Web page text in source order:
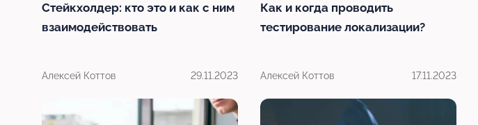
Стейкхолдер: кто это и как с ним
взаимодействовать
Алексей Коттов 29.11.2023
Как и когда проводить
тестирование локализации?
Алексей Коттов 17.11.2023